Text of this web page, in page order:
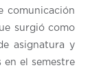
comunicación
surgió como
asignatura y
en el semestre